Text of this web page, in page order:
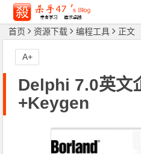
首页 资源下载 编程工具 正文
Delphi 7.0英文
+Keygen
A+